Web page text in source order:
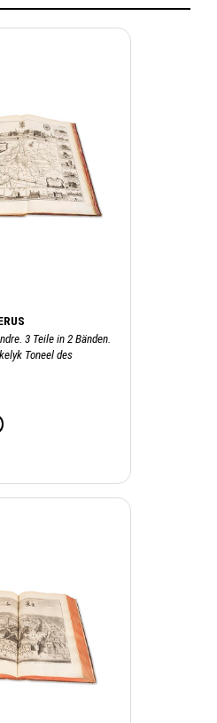
3 Teile in 2 Bänden.
Toneel des